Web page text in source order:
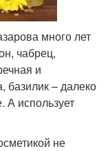
много лет
чабрец,
и
базилик – далеко
А использует
не